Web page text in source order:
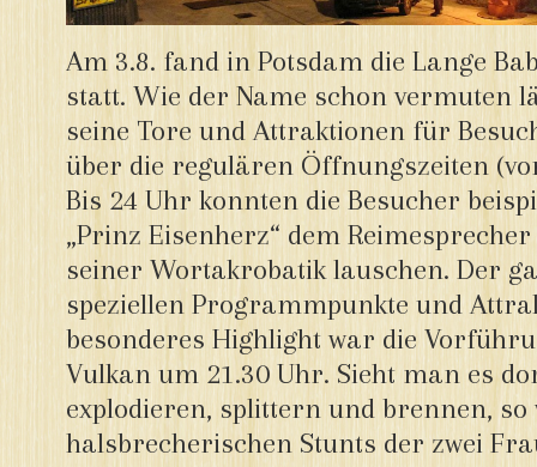
Am 3.8. fand in Potsdam die Lange
statt. Wie der Name schon vermuten
seine Tore und Attraktionen für
über die regulären Öffnungszeiten
Bis 24 Uhr konnten die Besucher
„Prinz Eisenherz“ dem
seiner Wortakrobatik lauschen. Der
speziellen Programmpunkte und
besonderes Highlight war die
Vulkan um 21.30 Uhr. Sieht man es
explodieren, splittern und brennen, so
halsbrecherischen Stunts der zwei